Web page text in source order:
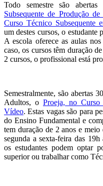
Todo semestre são
Subsequente de Produção
Curso Técnico Subsequente
um destes cursos, o
A escola oferece as aulas
caso, os cursos têm duração
2 cursos, o profissional está
Semestralmente, são abertas
Adultos, o Proeja, no
Vídeo. Estas vagas são para
do Ensino Fundamental e
tem duração de 2 anos e
segunda a sexta-feira das
os estudantes podem optar
superior ou trabalhar como